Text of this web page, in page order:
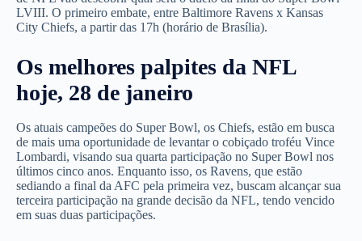
LVIII. O primeiro embate, entre Baltimore Ravens x Kansas
City Chiefs, a partir das 17h (horário de Brasília).
Os melhores palpites da NFL
hoje, 28 de janeiro
Os atuais campeões do Super Bowl, os Chiefs, estão em busca
de mais uma oportunidade de levantar o cobiçado troféu Vince
Lombardi, visando sua quarta participação no Super Bowl nos
últimos cinco anos. Enquanto isso, os Ravens, que estão
sediando a final da AFC pela primeira vez, buscam alcançar sua
terceira participação na grande decisão da NFL, tendo vencido
em suas duas participações.